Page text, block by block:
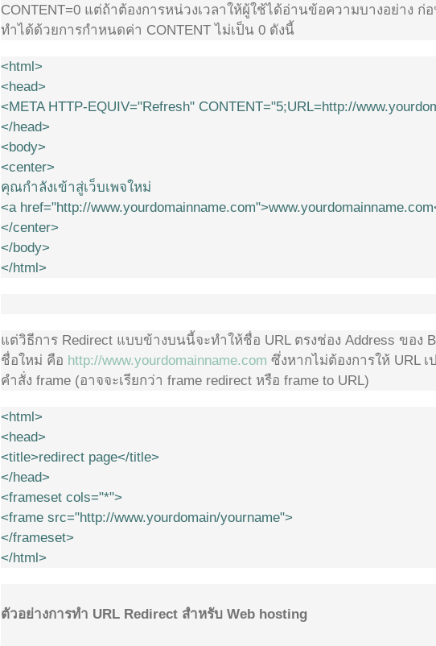
CONTENT=0 แต่ถ้าต้องการหน่วงเวลาให้ผู้ใช้ได้อ่านข้อความบางอย่าง ก่
ทำได้ด้วยการกำหนดค่า CONTENT ไม่เป็น 0 ดังนี้
<html>
<head>
<META HTTP-EQUIV="Refresh" CONTENT="5;URL=http://
</head>
<body>
<center>
คุณกำลังเข้าสู่เว็บเพจใหม่
<a href="http://
</center>
</body>
</html>
แต่วิธีการ Redirect แบบข้างบนนี้จะทำให้ชื่อ URL ตรงช่อง Address ของ
ชื่อใหม่ คือ http://www.yourdomainname.com ซึ่งหากไม่ต้องการให้ URL
คำสั่ง frame (อาจจะเรียกว่า frame redirect หรือ frame to URL)
<html>
<head>
<title>redirect page</title>
</head>
<frameset cols="*">
<frame src="http://www.yourdomain/yourname">
</frameset>
</html>
ตัวอย่างการทำ URL Redirect สำหรับ Web hosting